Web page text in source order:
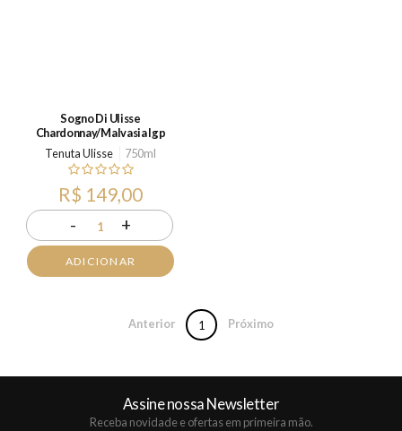
Sogno Di Ulisse
Chardonnay/Malvasia Igp
Tenuta Ulisse
750ml
R$ 149,00
- 1 +
ADICIONAR
Anterior 1 Próximo
Assine nossa Newsletter
Receba novidade e ofertas em primeira mão.